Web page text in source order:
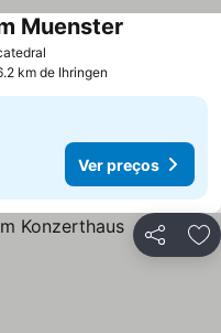
Muenster
km de Ihringen
Ver preços
Partilhar